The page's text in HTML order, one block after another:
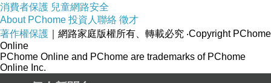
P58,當我寂寞
P62,人生別氣餒
P70,
儲蓄
p76, 天空
消費者保護 兒童網路安全
About PChome 投資人聯絡 徵才
著作權保護 ｜網路家庭版權所有、轉載必究 ‧Copyright PChome
Online
PChome Online and PChome are trademarks of PChome
Online Inc.